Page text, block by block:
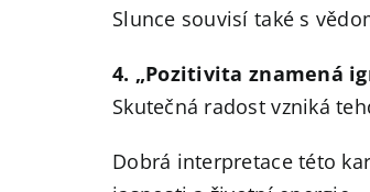
Slunce souvisí také s
4. „Pozitivita znamená
Skutečná radost vzniká
Dobrá interpretace této